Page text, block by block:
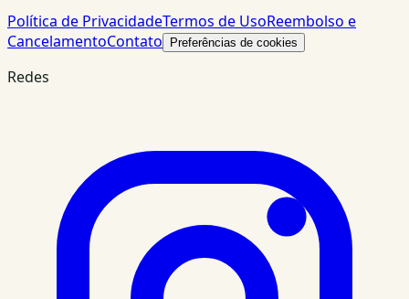
Política de PrivacidadeTermos de UsoReembolso e
CancelamentoContato Preferências de cookies
Redes